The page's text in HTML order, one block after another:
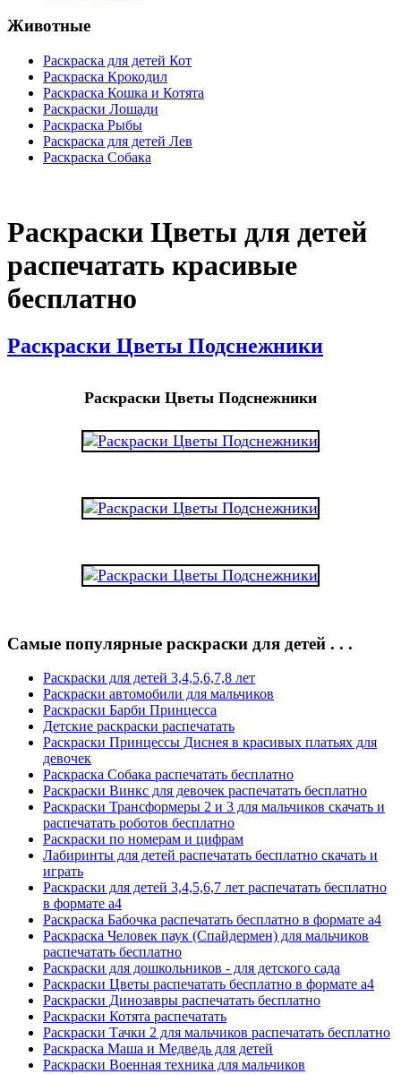
Животные
Раскраска для детей Кот
Раскраска Крокодил
Раскраска Кошка и Котята
Раскраски Лошади
Раскраска Рыбы
Раскраска для детей Лев
Раскраска Собака
Раскраски Цветы для детей
распечатать красивые
бесплатно
Раскраски Цветы Подснежники
Раскраски Цветы Подснежники
Самые популярные раскраски для детей . . .
Раскраски для детей 3,4,5,6,7,8 лет
Раскраски автомобили для мальчиков
Раскраски Барби Принцесса
Детские раскраски распечатать
Раскраски Принцессы Диснея в красивых платьях для
девочек
Раскраска Собака распечатать бесплатно
Раскраски Винкс для девочек распечатать бесплатно
Раскраски Трансформеры 2 и 3 для мальчиков скачать и
распечатать роботов бесплатно
Раскраски по номерам и цифрам
Лабиринты для детей распечатать бесплатно скачать и
играть
Раскраски для детей 3,4,5,6,7 лет распечатать бесплатно
в формате а4
Раскраска Бабочка распечатать бесплатно в формате а4
Раскраска Человек паук (Спайдермен) для мальчиков
распечатать бесплатно
Раскраски для дошкольников - для детского сада
Раскраски Цветы распечатать бесплатно в формате а4
Раскраски Динозавры распечатать бесплатно
Раскраски Котята распечатать
Раскраски Тачки 2 для мальчиков распечатать бесплатно
Раскраска Маша и Медведь для детей
Раскраски Военная техника для мальчиков